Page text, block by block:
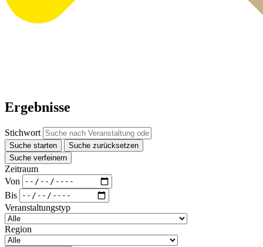
Ergebnisse
Stichwort
Suche starten
Suche zurücksetzen
Suche verfeinern
Zeitraum
Von
Bis
Veranstaltungstyp
Region